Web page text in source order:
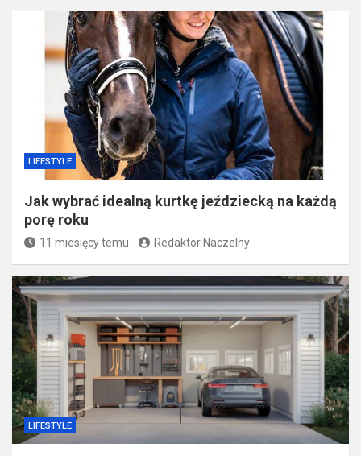
LIFESTYLE
Jak wybrać idealną kurtkę jeździecką na każdą
porę roku
11 miesięcy temu Redaktor Naczelny
LIFESTYLE